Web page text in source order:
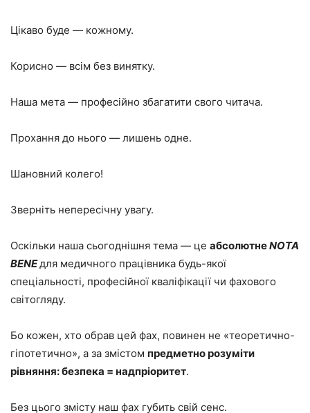
Цікаво буде — кожному.
Корисно — всім без винятку.
Наша мета — професійно збагатити свого читача.
Прохання до нього — лишень одне.
Шановний колего!
Зверніть непересічну увагу.
Оскільки наша сьогоднішня тема — це абсолютнеNOTA
BENEдля медичного працівника будь-якої
спеціальності, професійної кваліфікації чи фахового
світогляду.
Бо кожен, хто обрав цей фах, повинен не «теоретично-
гіпотетично», а за змістом предметно розуміти
рівняння: безпека = надпріоритет.
Без цього змісту наш фах губить свій сенс.